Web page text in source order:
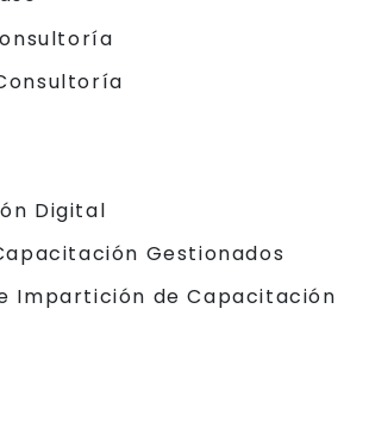
Digital
Gestionados
Impartición de Capacitación